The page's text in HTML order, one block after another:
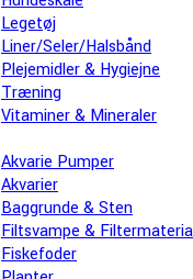
Legetøj
Liner/Seler/Halsbånd
Plejemidler & Hygiejne
Træning
Vitaminer & Mineraler
Akvarie Pumper
Akvarier
Baggrunde & Sten
Filtsvampe &
Fiskefoder